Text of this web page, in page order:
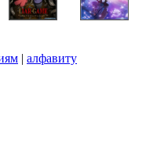
| алфавиту